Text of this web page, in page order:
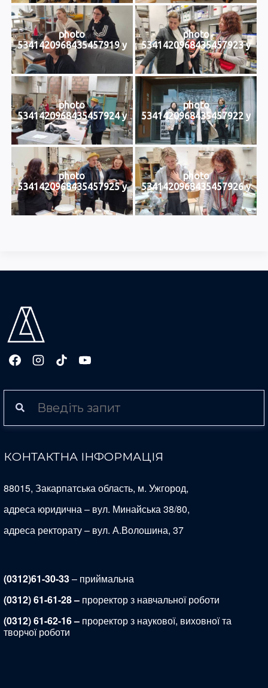
photo
5341420968435457919 y
photo
5341420968435457923 y
photo
5341420968435457924 y
photo
5341420968435457922 y
photo
5341420968435457925 y
photo
5341420968435457926 y
КОНТАКТНА ІНФОРМАЦІЯ
88015, Закарпатська область, м. Ужгород,
адреса юридична – вул. Минайська 38/80,
адреса ректорату – вул. А.Волошина, 37
(0312)61-30-33– приймальна
(0312) 61-61-28 – проректор з навчальної роботи
(0312) 61-62-16 – проректор з наукової, виховної та
творчої роботи